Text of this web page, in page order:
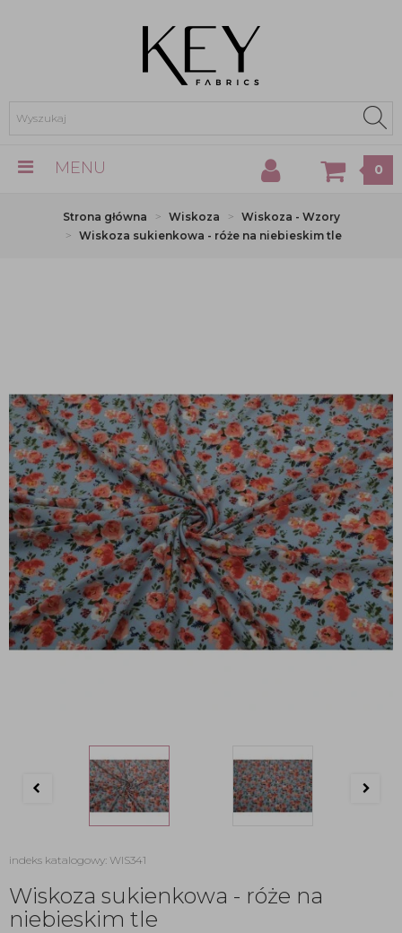
MENU 0
Strona główna Wiskoza
Wiskoza - Wzory
Wiskoza sukienkowa - róże na niebieskim tle
indeks katalogowy: WIS341
Wiskoza sukienkowa - róże na
niebieskim tle